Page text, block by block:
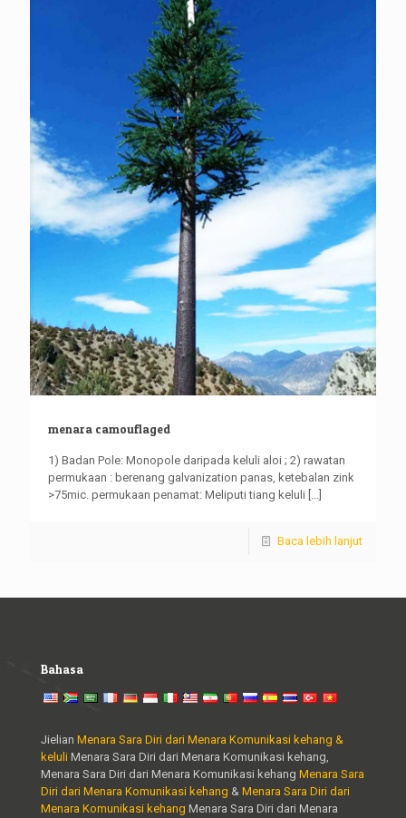
menara camouflaged
1) Badan Pole: Monopole daripada keluli aloi ; 2) rawatan
permukaan : berenang galvanization panas, ketebalan zink
>75mic. permukaan penamat: Meliputi tiang keluli [...]
Baca lebih lanjut
Bahasa
Jielian Menara Sara Diri dari Menara Komunikasi kehang &
keluli Menara Sara Diri dari Menara Komunikasi kehang,
Menara Sara Diri dari Menara Komunikasi kehang Menara Sara
Diri dari Menara Komunikasi kehang & Menara Sara Diri dari
Menara Komunikasi kehang Menara Sara Diri dari Menara